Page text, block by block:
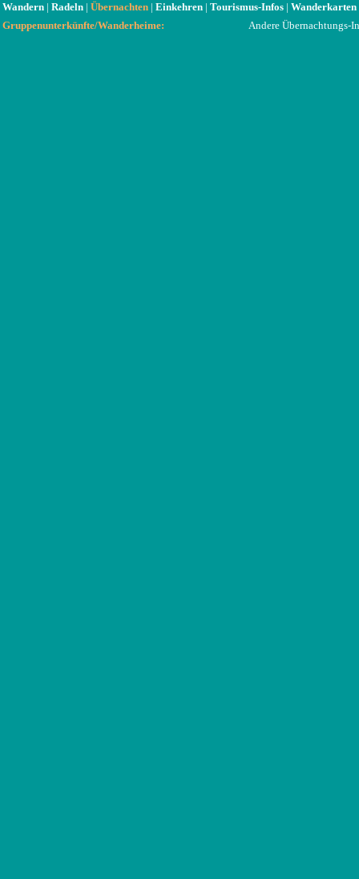
Wandern | Radeln | Übernachten | Einkehren | Tourismus-Infos | Wanderkarten
Gruppenunterkünfte/Wanderheime:
Andere Übernachtungs-